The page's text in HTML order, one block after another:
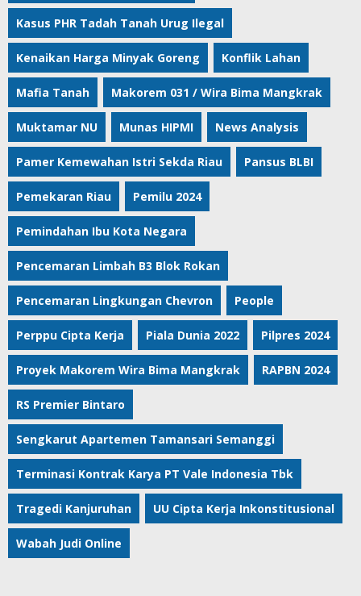
Kasus PHR Tadah Tanah Urug Ilegal
Kenaikan Harga Minyak Goreng Konflik Lahan
Mafia Tanah Makorem 031 / Wira Bima Mangkrak
Muktamar NU Munas HIPMI News Analysis
Pamer Kemewahan Istri Sekda Riau Pansus BLBI
Pemekaran Riau Pemilu 2024
Pemindahan Ibu Kota Negara
Pencemaran Limbah B3 Blok Rokan
Pencemaran Lingkungan Chevron People
Perppu Cipta Kerja Piala Dunia 2022 Pilpres 2024
Proyek Makorem Wira Bima Mangkrak RAPBN 2024
RS Premier Bintaro
Sengkarut Apartemen Tamansari Semanggi
Terminasi Kontrak Karya PT Vale Indonesia Tbk
Tragedi Kanjuruhan UU Cipta Kerja Inkonstitusional
Wabah Judi Online